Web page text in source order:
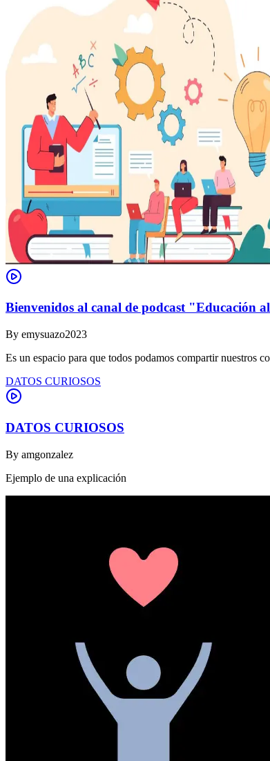
Bienvenidos al canal de podcast "Educación
By emysuazo2023
Es un espacio para que todos podamos compartir nuestros
DATOS CURIOSOS
DATOS CURIOSOS
By amgonzalez
Ejemplo de una explicación